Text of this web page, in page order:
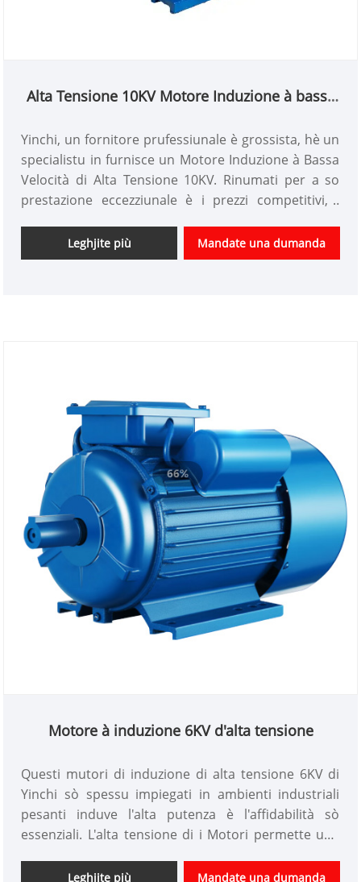
Alta Tensione 10KV Motore Induzione à bassa
Yinchi, un fornitore prufessiunale è grossista, hè un
specialistu in furnisce un Motore Induzione à Bassa
Velocità di Alta Tensione 10KV. Rinumati per a so
prestazione eccezziunale è i prezzi competitivi, i
l'industria. A cumpagnia hè impegnata à furnisce
l'innuvazione è e soluzioni di alta qualità, superendu
Leghjite più Mandate una dumanda
Motore à induzione 6KV d'alta tensione
Questi mutori di induzione di alta tensione 6KV di
Yinchi sò spessu impiegati in ambienti industriali
pesanti induve l'alta putenza è l'affidabilità sò
essenziali. L'alta tensione di i Motori permette una
facendu questi mutori adattati per l'applicazioni
Leghjite più Mandate una dumanda